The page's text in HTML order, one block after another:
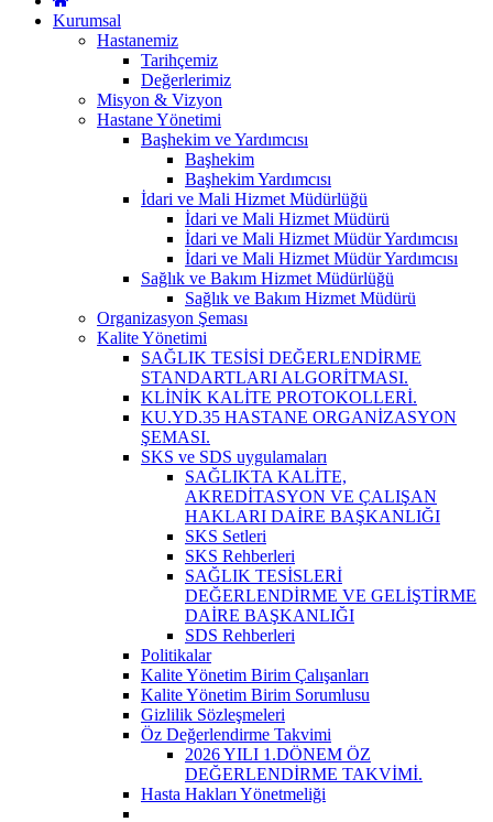
Kurumsal
Hastanemiz
Tarihçemiz
Değerlerimiz
Misyon & Vizyon
Hastane Yönetimi
Başhekim ve Yardımcısı
Başhekim
Başhekim Yardımcısı
İdari ve Mali Hizmet Müdürlüğü
İdari ve Mali Hizmet Müdürü
İdari ve Mali Hizmet Müdür Yardımcısı
İdari ve Mali Hizmet Müdür Yardımcısı
Sağlık ve Bakım Hizmet Müdürlüğü
Sağlık ve Bakım Hizmet Müdürü
Organizasyon Şeması
Kalite Yönetimi
SAĞLIK TESİSİ DEĞERLENDİRME
STANDARTLARI ALGORİTMASI.
KLİNİK KALİTE PROTOKOLLERİ.
KU.YD.35 HASTANE ORGANİZASYON
ŞEMASI.
SKS ve SDS uygulamaları
SAĞLIKTA KALİTE,
AKREDİTASYON VE ÇALIŞAN
HAKLARI DAİRE BAŞKANLIĞI
SKS Setleri
SKS Rehberleri
SAĞLIK TESİSLERİ
DEĞERLENDİRME VE GELİŞTİRME
DAİRE BAŞKANLIĞI
SDS Rehberleri
Politikalar
Kalite Yönetim Birim Çalışanları
Kalite Yönetim Birim Sorumlusu
Gizlilik Sözleşmeleri
Öz Değerlendirme Takvimi
2026 YILI 1.DÖNEM ÖZ
DEĞERLENDİRME TAKVİMİ.
Hasta Hakları Yönetmeliği